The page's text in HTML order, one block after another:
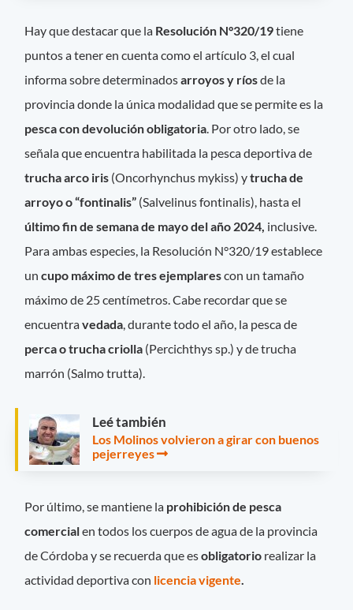
Hay que destacar que la Resolución N°320/19tiene
puntos a tener en cuenta como el artículo 3, el cual
informa sobre determinadosarroyos y ríosde la
provincia donde la única modalidad que se permite es la
pesca con devolución obligatoria . Por otro lado, se
señala que encuentra habilitada la pesca deportiva de
trucha arco iris (Oncorhynchus mykiss) ytrucha de
arroyo o “fontinalis” (Salvelinus fontinalis), hasta el
último fin de semana de mayo del año 2024, inclusive.
Para ambas especies, la Resolución N°320/19 establece
uncupo máximo de tres ejemplarescon un tamaño
máximo de 25 centímetros. Cabe recordar que se
encuentravedada , durante todo el año, la pesca de
perca o trucha criolla (Percichthys sp.) y de trucha
marrón (Salmo trutta).
Leé también
Los Molinos volvieron a girar con buenos
pejerreyes
Por último, se mantiene la prohibición de pesca
comercialen todos los cuerpos de agua de la provincia
de Córdoba y se recuerda que esobligatorio realizar la
actividad deportiva con licencia vigente.